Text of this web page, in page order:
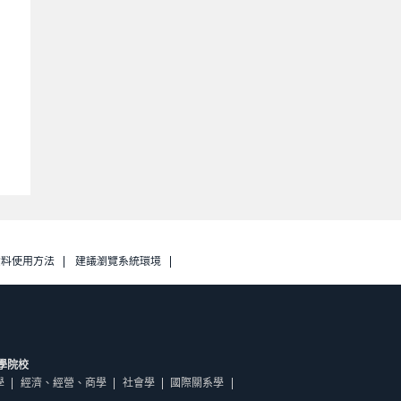
使用方法 建議瀏覽系統環境
院校
經濟、經營、商學 社會學 國際關系學